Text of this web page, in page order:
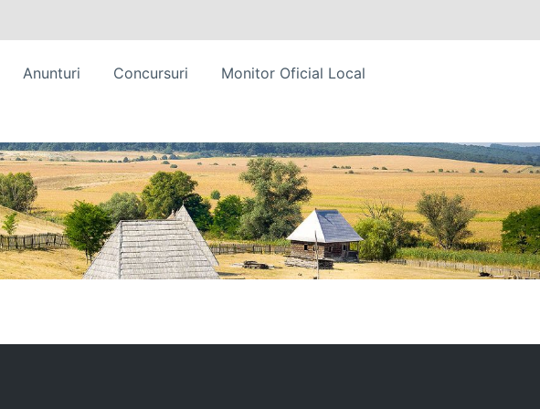
Anunturi Concursuri
Monitor Oficial Local